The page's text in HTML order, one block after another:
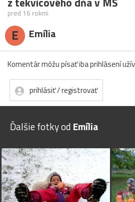
pred 16 rokmi
E Emília
Komentár môžu písať iba prihlásení
prihlásiť / registrovať
Ďalšie fotky od Emília